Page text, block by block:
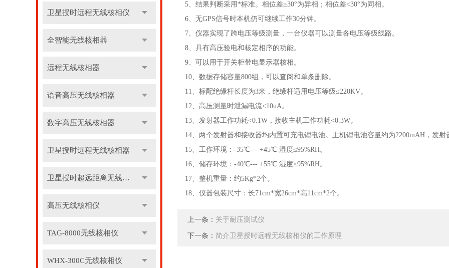
卫星授时远程无线核相仪
全智能无线核相器
远程无线核相器
语音高压无线核相器
数字高压无线核相器
卫星授时远程无线核相器
卫星授时超远距离无线核相器
高压无线核相仪
TAG-8000无线核相仪
WHX-300C无线核相仪
5、结果判断采用*标准。相位差≥30°为异相；相位差<30°为同相。
6、无GPS信号时本机仍可继续工作30分钟。
7、仪器实现了跨电压等级测量，一台仪器可以测量各电压等级线路。
8、具有高压验电和核定相序的功能。
9、可以用于开关柜带电显示器核相。
10、数据存储容量800组，可以查阅和单条删除。
11、标配绝缘杆长度为3米，绝缘杆适用电压等级≤220KV。
12、高压测量时泄漏电流<10uA。
13、发射器工作功耗<0.1W，接收主机工作功耗<0.3W。
14、两个发射器和接收器均内置可充电锂电池。主机锂电池容量约为2200mAH，发射
15、工作环境：-35℃--- +45℃ 湿度≤95%RH。
16、储存环境：-40℃--- +55℃ 湿度≤95%RH。
17、整机重量：约5Kg*2个。
18、仪器包装尺寸：长71cm*宽26cm*高11cm*2个。
上一条： 关于耐压测试仪
下一条： 简介卫星授时远程无线核相仪的工作原理